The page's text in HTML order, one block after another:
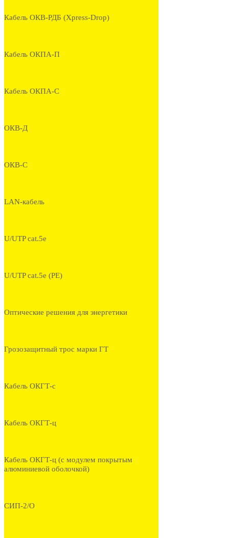
Кабель ОКВ-РДБ (Xpress-Drop)
Кабель ОКПА-П
Кабель ОКПА-С
ОКВ-Д
ОКВ-С
LAN-кабель
U/UTP cat.5e
U/UTP cat.5e (PE)
Оптические решения для энергетики
Грозозащитный трос марки ГТ
Кабель ОКГТ-с
Кабель ОКГТ-ц
Кабель ОКГТ-ц (с модулем покрытым
алюминиевой оболочкой)
СИП-2/О